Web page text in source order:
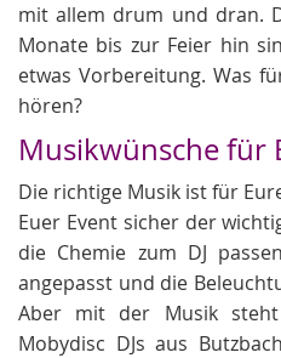
mit allem drum und dran.
Monate bis zur Feier hin
etwas Vorbereitung. Was
hören?
Musikwünsche für
Die richtige Musik ist für
Euer Event sicher der
die Chemie zum DJ
angepasst und die
Aber mit der Musik
Mobydisc DJs aus